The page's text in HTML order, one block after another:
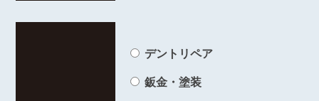
デントリペア
鈑金・塗装